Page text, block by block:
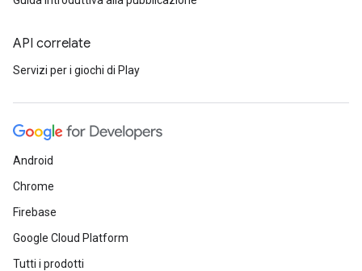
API correlate
Servizi per i giochi di Play
Android
Chrome
Firebase
Google Cloud Platform
Tutti i prodotti